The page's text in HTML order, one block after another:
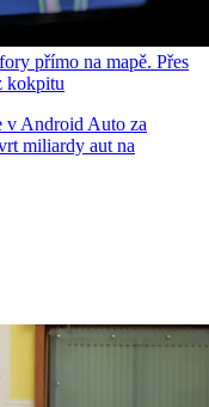
přímo na mapě. Přes
kokpitu
v Android Auto za
miliardy aut na